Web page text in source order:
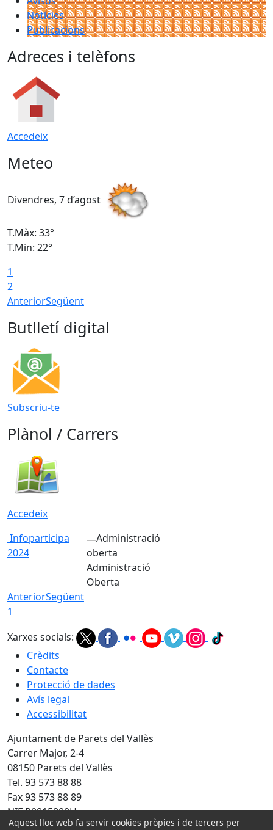
Notícies
Publicacions
Adreces i telèfons
Accedeix
Meteo
Divendres, 7 d’agost
T.Màx: 33°
T.Min: 22°
1
2
AnteriorSegüent
Butlletí digital
Subscriu-te
Plànol / Carrers
Accedeix
Infoparticipa
2024
Administració
Oberta
AnteriorSegüent
1
Xarxes socials:
Crèdits
Contacte
Protecció de dades
Avís legal
Accessibilitat
Ajuntament de Parets del Vallès
Carrer Major, 2-4
08150 Parets del Vallès
Tel. 93 573 88 88
Fax 93 573 88 89
NIF P0815800H
Aquest lloc web fa servir cookies pròpies i de tercers per